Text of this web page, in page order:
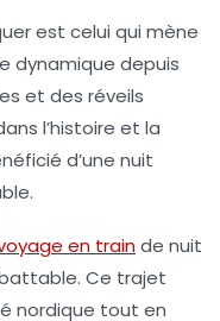
est celui qui mène
dynamique depuis
et des réveils
l’histoire et la
d’une nuit
en trainde nuit
Ce trajet
nordique tout en